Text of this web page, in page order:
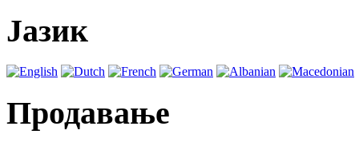
Јазик
Продавање